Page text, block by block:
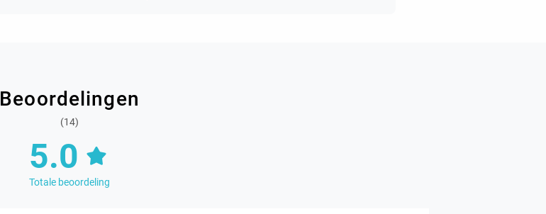
Beoordelingen
(14)
5.0
Totale beoordeling